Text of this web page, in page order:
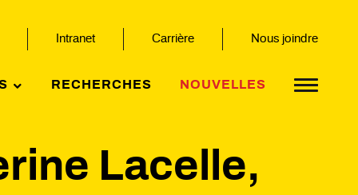
Intranet Carrière Nous joindre
RECHERCHES NOUVELLES
Lacelle,